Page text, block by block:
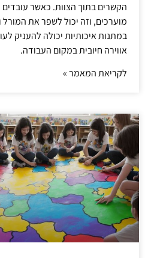
הקשרים בתוך הצוות. כאשר
מוערכים, וזה יכול לשפר את
במתנות איכותיות יכולה להעניק
אווירה חיובית במקום העבודה.
לקריאת המאמר »